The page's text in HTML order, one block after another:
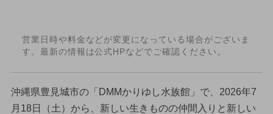
営業日時や料金などが変更になっている場合がございま
す。最新の情報は公式HPなどでご確認ください。
沖縄県豊見城市の「DMMかりゆし水族館」で、2026年7
月18日（土）から、新しい生きものの仲間入りと新しい